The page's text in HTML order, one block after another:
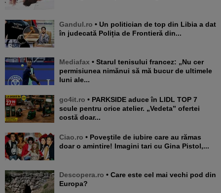
Gandul.ro • Un politician de top din Libia a dat
în judecată Poliția de Frontieră din...
Mediafax • Starul tenisului francez: „Nu cer
permisiunea nimănui să mă bucur de ultimele
luni ale...
go4it.ro • PARKSIDE aduce în LIDL TOP 7
scule pentru orice atelier. „Vedeta” ofertei
costă doar...
Ciao.ro • Poveştile de iubire care au rămas
doar o amintire! Imagini tari cu Gina Pistol,...
Descopera.ro • Care este cel mai vechi pod din
Europa?